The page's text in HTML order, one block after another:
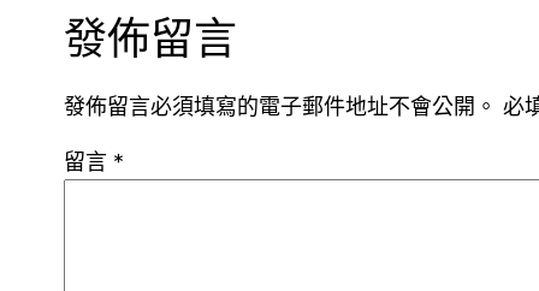
發佈留言
發佈留言必須填寫的電子郵件地址不會公開。 必
留言 *